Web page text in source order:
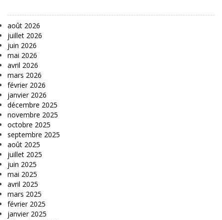
août 2026
juillet 2026
juin 2026
mai 2026
avril 2026
mars 2026
février 2026
janvier 2026
décembre 2025
novembre 2025
octobre 2025
septembre 2025
août 2025
juillet 2025
juin 2025
mai 2025
avril 2025
mars 2025
février 2025
janvier 2025